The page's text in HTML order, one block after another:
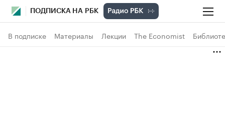
ПОДПИСКА НА РБК
В подписке Материалы Лекции The Economist